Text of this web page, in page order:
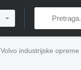
Volvo industrijske opreme